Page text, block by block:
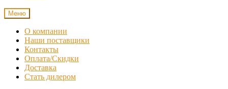
Меню
О компании
Наши поставщики
Контакты
Оплата/Скидки
Доставка
Стать дилером